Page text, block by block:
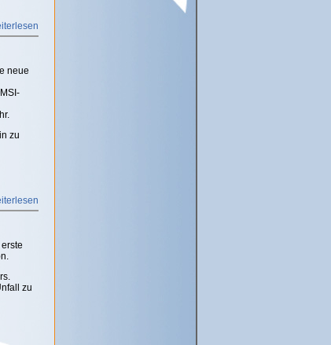
neue
zu
zu